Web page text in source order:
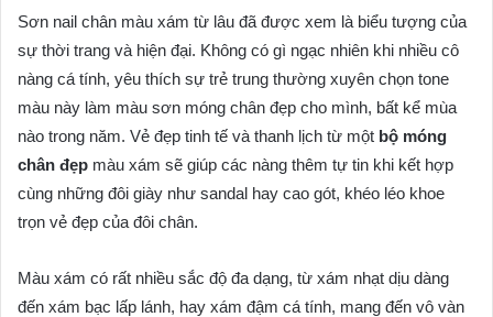
Sơn nail chân màu xám từ lâu đã được xem là biểu tượng của
sự thời trang và hiện đại. Không có gì ngạc nhiên khi nhiều cô
nàng cá tính, yêu thích sự trẻ trung thường xuyên chọn tone
màu này làm màu sơn móng chân đẹp cho mình, bất kể mùa
nào trong năm. Vẻ đẹp tinh tế và thanh lịch từ một bộ móng
chân đẹp màu xám sẽ giúp các nàng thêm tự tin khi kết hợp
cùng những đôi giày như sandal hay cao gót, khéo léo khoe
trọn vẻ đẹp của đôi chân.
Màu xám có rất nhiều sắc độ đa dạng, từ xám nhạt dịu dàng
đến xám bạc lấp lánh, hay xám đậm cá tính, mang đến vô vàn